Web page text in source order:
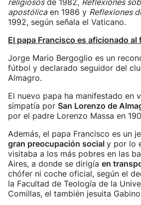
religiososde 1982, Reflexiones
apostólicaen 1986 y Reflexiones
1992, según señala el Vaticano.
El papa Francisco es aficionado al
Jorge Mario Bergoglio es un
fútbol y declarado seguidor del
Almagro.
El nuevo papa ha manifestado en
simpatía por San Lorenzo de
por el padre Lorenzo Massa en
Además, el papa Francisco es un
gran preocupación social y por lo
visitaba a los más pobres en las
Aires, a donde se dirigía en
chófer ni coche oficial, según el
la Facultad de Teología de la
Comillas, el también jesuita